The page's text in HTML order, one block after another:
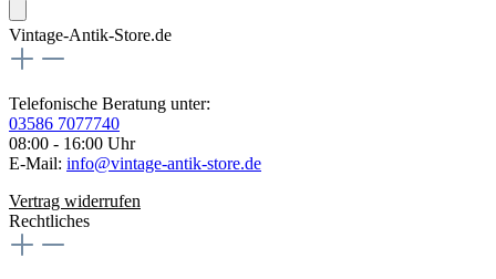
Vintage-Antik-Store.de
Telefonische Beratung unter:
03586 7077740
08:00 - 16:00 Uhr
E-Mail: info@vintage-antik-store.de
Vertrag widerrufen
Rechtliches